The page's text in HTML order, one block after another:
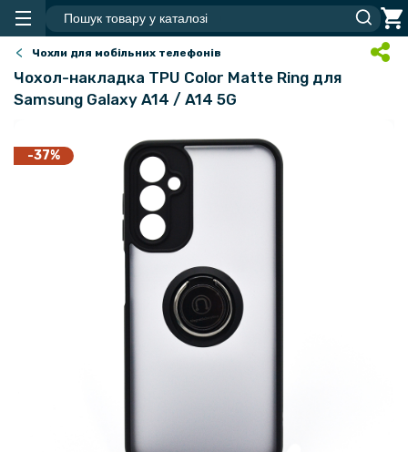
Чохли для мобільних телефонів
Чохол-накладка TPU Color Matte Ring для
Samsung Galaxy A14 / A14 5G
-37%